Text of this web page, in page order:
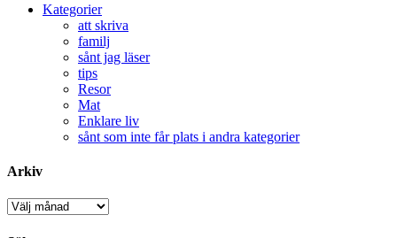
Kategorier
att skriva
familj
sånt jag läser
tips
Resor
Mat
Enklare liv
sånt som inte får plats i andra kategorier
Arkiv
Arkiv